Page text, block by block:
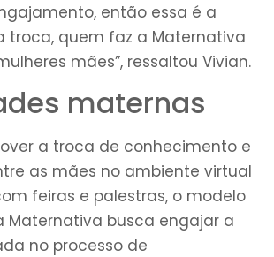
então essa é a
troca, quem faz a Maternativa
mães”, ressaltou Vivian.
maternas
a troca de conhecimento e
as mães no ambiente virtual
feiras e palestras, o modelo
Maternativa busca engajar a
no processo de